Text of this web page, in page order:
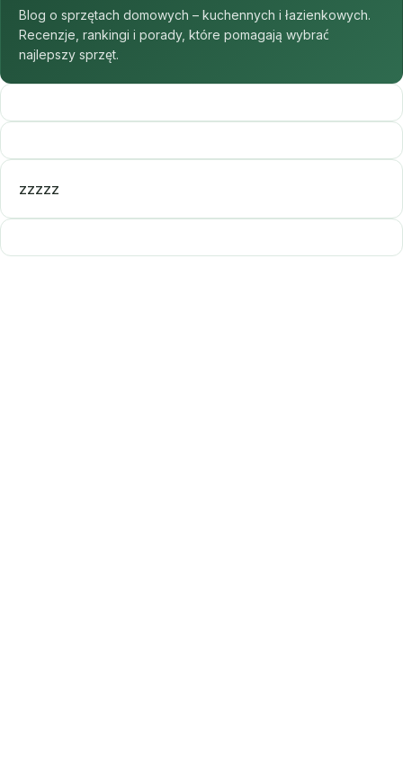
Blog o sprzętach domowych – kuchennych i łazienkowych.
Recenzje, rankingi i porady, które pomagają wybrać
najlepszy sprzęt.
zzzzz